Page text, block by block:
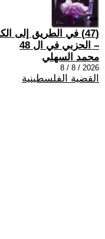
– الحزبي في ال 48
محمد السهلي
2026 / 8 / 8
القضية الفلسطينية